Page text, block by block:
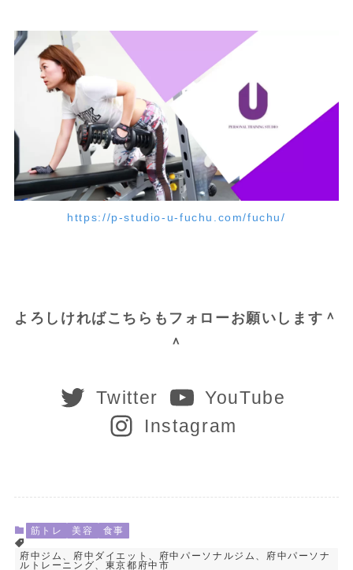
https://p-studio-u-fuchu.com/fuchu/
よろしければこちらもフォローお願いします＾
＾
Twitter
YouTube
Instagram
筋トレ 美容 食事
府中ジム、府中ダイエット、府中パーソナルジム、府中パーソナ
ルトレーニング、東京都府中市